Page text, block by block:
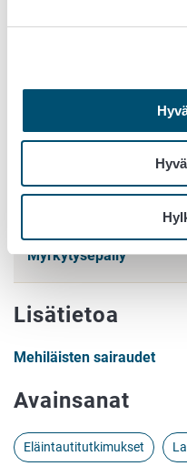
Laita paketin päälle
Näytelähetystä ei saa
pakettiautomaattiin.
Myrkytysepäily
Lisätietoa
Mehiläisten sairaudet
Avainsanat
Eläintautitutkimukset